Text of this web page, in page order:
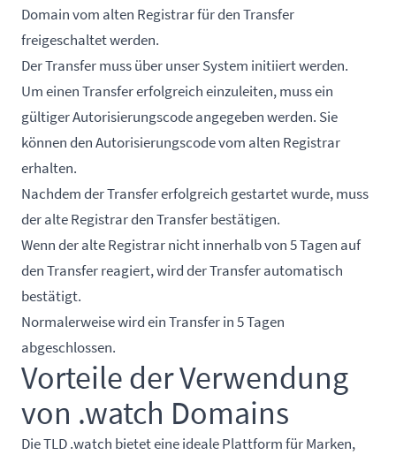
Domain vom alten Registrar für den Transfer
freigeschaltet werden.
Der Transfer muss über unser System initiiert werden.
Um einen Transfer erfolgreich einzuleiten, muss ein
gültiger Autorisierungscode angegeben werden. Sie
können den Autorisierungscode vom alten Registrar
erhalten.
Nachdem der Transfer erfolgreich gestartet wurde, muss
der alte Registrar den Transfer bestätigen.
Wenn der alte Registrar nicht innerhalb von 5 Tagen auf
den Transfer reagiert, wird der Transfer automatisch
bestätigt.
Normalerweise wird ein Transfer in 5 Tagen
abgeschlossen.
Vorteile der Verwendung
von .watch Domains
Die TLD .watch bietet eine ideale Plattform für Marken,